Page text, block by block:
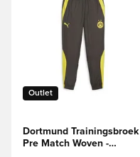
Outlet
Dortmund Trainingsbroek
Pre Match Woven -